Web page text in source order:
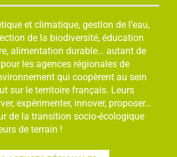
et climatique, gestion de l’eau,
de la biodiversité, éducation
alimentation durable… autant de
les agences régionales de
qui coopèrent au sein
sur le territoire français. Leurs
expérimenter, innover, proposer…
de la transition socio-écologique
de terrain !